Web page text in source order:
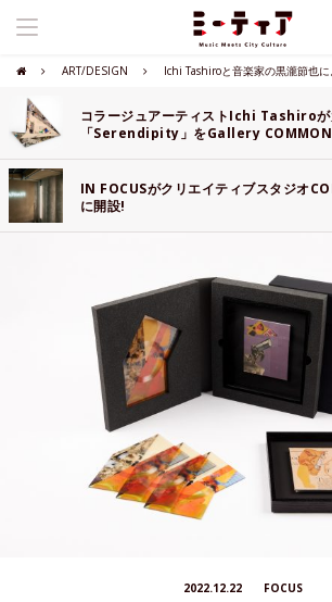
ART/DESIGN Ichi Tashiroと音楽家の黒瀧節也
コラージュアーティストIchi Tashiroが
「Serendipity」をGallery COMMON
IN FOCUSがクリエイティブスタジオ
に開設!
2022.12.22 FOCUS